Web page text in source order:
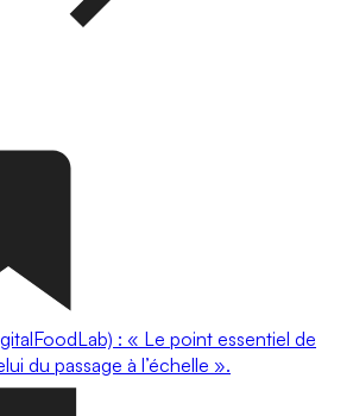
: « Le point essentiel de
du passage à l’échelle ».